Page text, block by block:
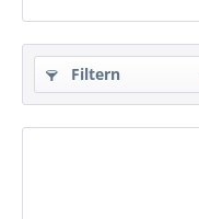
Filtern